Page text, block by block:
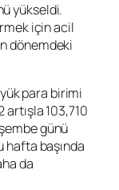
yükseldi.
için acil
dönemdeki
para birimi
artışla 103,710
günü
hafta başında
da